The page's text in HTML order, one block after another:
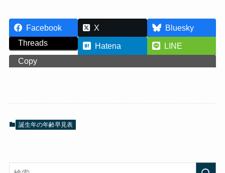
Facebook X
Bluesky
Threads
Hatena
LINE
Copy
誕生年の年齢早見表